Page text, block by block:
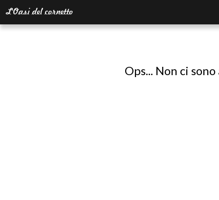
Ops... Non ci